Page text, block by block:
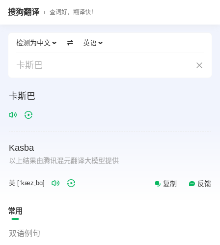
搜狗翻译 查词好，翻译快！
检测为中文 英语
卡斯巴
卡斯巴
Kasba
以上结果由腾讯混元翻译大模型提供
美 [ˈkæzˌbɑ] 复制 反馈
常用
双语例句